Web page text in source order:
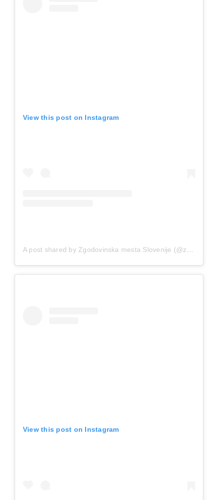
View this post on Instagram
A post shared by Zgodovinska mesta Slovenije (@zgodovinska_mesta_slovenije)
View this post on Instagram